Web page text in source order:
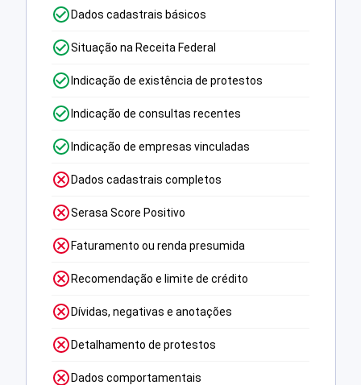
Dados cadastrais básicos
Situação na Receita Federal
Indicação de existência de protestos
Indicação de consultas recentes
Indicação de empresas vinculadas
Dados cadastrais completos
Serasa Score Positivo
Faturamento ou renda presumida
Recomendação e limite de crédito
Dívidas, negativas e anotações
Detalhamento de protestos
Dados comportamentais